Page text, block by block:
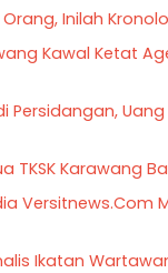
Inilah
Kawal Ketat
Persidangan,
TKSK Karawang
Versitnews.Com
Ikatan